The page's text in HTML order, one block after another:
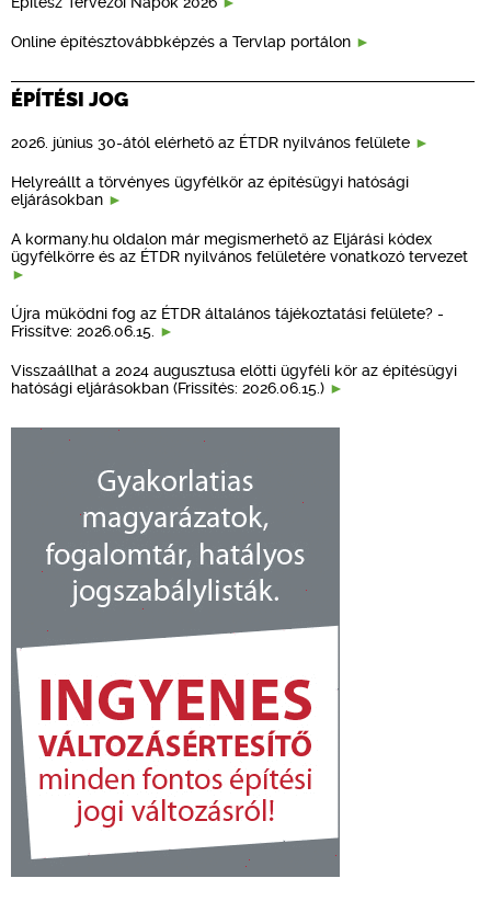
Online építésztovábbképzés a Tervlap portálon
ÉPÍTÉSI JOG
2026. június 30-ától elérhető az ÉTDR nyilvános felülete
Helyreállt a törvényes ügyfélkör az építésügyi hatósági
eljárásokban
A kormany.hu oldalon már megismerhető az Eljárási kódex
ügyfélkörre és az ÉTDR nyilvános felületére vonatkozó tervezet
Újra működni fog az ÉTDR általános tájékoztatási felülete? -
Frissítve: 2026.06.15.
Visszaállhat a 2024 augusztusa előtti ügyféli kör az építésügyi
hatósági eljárásokban (Frissítés: 2026.06.15.)